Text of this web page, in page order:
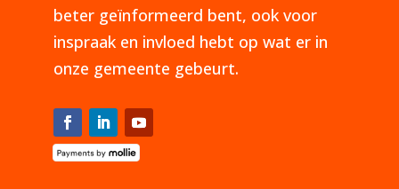
beter geïnformeerd bent, ook voor
inspraak en invloed hebt op wat er in
onze gemeente gebeurt.